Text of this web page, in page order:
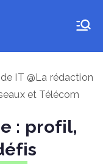
IT @La rédaction
et Télécom
: profil,